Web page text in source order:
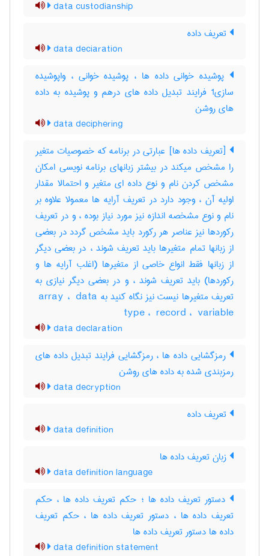
data custodianship
تعریف داده
data deciaration
پوشیده خوانی داده ها ، پوشیده خوانی ، واپوشیده
سازی1 فرایند تبدیل داده های درهم و پوشیده به داده
های روشن
data deciphering
[تعریف داده ها] عبارتی در برنامه که خصوصیات متغیر
را مشخص میکند در بیشتر زبانهای برنامه نویسی امکان
مشخص کردن نام و نوع داده ای متغیر و احتمالا مقدار
اولیه آن ، وجود دارد در تعریف آرایه ها معمولا علاوه بر
نام و نوع مشخصه اندازه نیز مورد نیاز بوده ، و در تعریف
رکوردها نیز عناصر هر رکورد باید مشخص گردد در بعضی
از زبانها تمام متغیرها باید تعریف شوند ، در بعضی دیگر
از زبانها فقط انواع خاصی از متغیرها (اغلب آرایه ها و
رکوردها) باید تعریف شوند ، و در بعضی دیگر نیازی به
تعریف متغیرها نیست نیز نگاه کنید به ‎ array ، ‎ data
type ، ‎ record ، ‎ variable
data declaration
رمزگشایی داده ها ، رمزگشایی فرایند تبدیل داده های
رمزبندی شده به داده های روشن
data decryption
تعریف داده
data definition
زبان تعریف داده ها
data definition language
دستور تعریف داده ها ؛ حکم تعریف داده ها ، حکم
تعریف داده ها ، دستور تعریف داده ها ، حکم تعریف
داده ها دستور تعریف داده ها
data definition statement